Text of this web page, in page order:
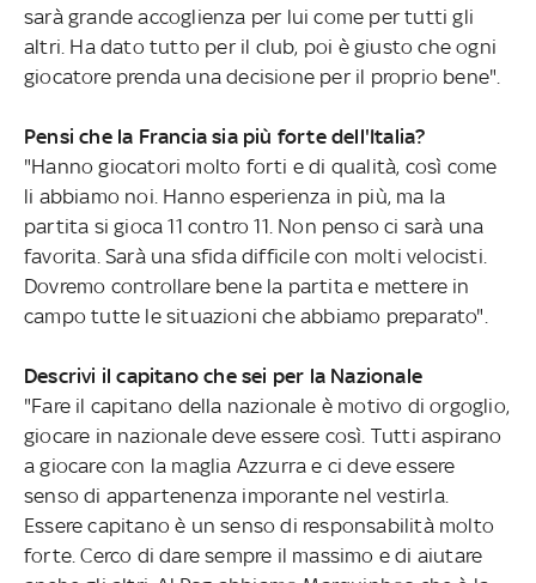
sarà grande accoglienza per lui come per tutti gli
altri. Ha dato tutto per il club, poi è giusto che ogni
giocatore prenda una decisione per il proprio bene".
Pensi che la Francia sia più forte dell'Italia?
"Hanno giocatori molto forti e di qualità, così come
li abbiamo noi. Hanno esperienza in più, ma la
partita si gioca 11 contro 11. Non penso ci sarà una
favorita. Sarà una sfida difficile con molti velocisti.
Dovremo controllare bene la partita e mettere in
campo tutte le situazioni che abbiamo preparato".
Descrivi il capitano che sei per la Nazionale
"Fare il capitano della nazionale è motivo di orgoglio,
giocare in nazionale deve essere così. Tutti aspirano
a giocare con la maglia Azzurra e ci deve essere
senso di appartenenza imporante nel vestirla.
Essere capitano è un senso di responsabilità molto
forte. Cerco di dare sempre il massimo e di aiutare